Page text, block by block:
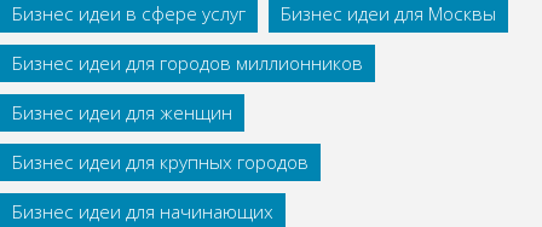
Бизнес идеи в сфере услуг
Бизнес идеи для Москвы
Бизнес идеи для городов миллионников
Бизнес идеи для женщин
Бизнес идеи для крупных городов
Бизнес идеи для начинающих